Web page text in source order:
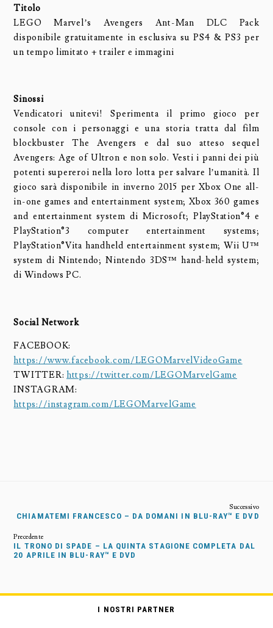
Titolo
LEGO Marvel’s Avengers Ant-Man DLC Pack
disponibile gratuitamente in esclusiva su PS4 & PS3 per
un tempo limitato + trailer e immagini
Sinossi
Vendicatori unitevi! Sperimenta il primo gioco per
console con i personaggi e una storia tratta dal film
blockbuster The Avengers e dal suo atteso sequel
Avengers: Age of Ultron e non solo. Vesti i panni dei più
potenti supereroi nella loro lotta per salvare l’umanità. Il
gioco sarà disponibile in inverno 2015 per Xbox One all-
in-one games and entertainment system; Xbox 360 games
and entertainment system di Microsoft; PlayStation®4 e
PlayStation®3 computer entertainment systems;
PlayStation®Vita handheld entertainment system; Wii U™
system di Nintendo; Nintendo 3DS™ hand-held system;
di Windows PC.
Social Network
FACEBOOK:
https://www.facebook.com/LEGOMarvelVideoGame
TWITTER:https://twitter.com/LEGOMarvelGame
INSTAGRAM:
https://instagram.com/LEGOMarvelGame
CHIAMATEMI FRANCESCO – DA DOMANI IN BLU-RAY™ E DVD
IL TRONO DI SPADE – LA QUINTA STAGIONE COMPLETA DAL
20 APRILE IN BLU-RAY™ E DVD
I NOSTRI PARTNER